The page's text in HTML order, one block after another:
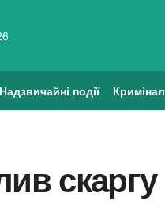
Надзвичайні події Кримінал
скаргу